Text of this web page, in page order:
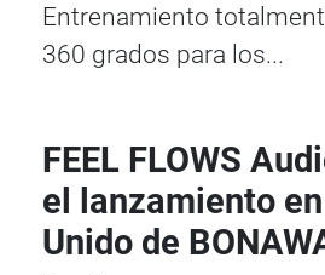
Entrenamiento
360 grados para los...
FEEL FLOWS
el lanzamiento
Unido de